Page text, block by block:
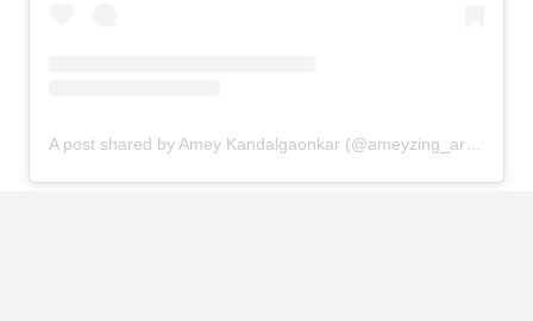
A post shared by Amey Kandalgaonkar (@ameyzing_architect)